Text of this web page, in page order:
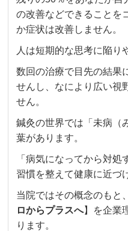
の改善などできることを
か症状は改善しません。
人は短期的な思考に陥り
数回の治療で目先の結果
せんし、なにより広い視
せん。
鍼灸の世界では「未病（
葉があります。
「病気になってから対
習慣を整えて健康に近づ
当院ではその概念のもと
ロからプラスへ】を企業
ります。